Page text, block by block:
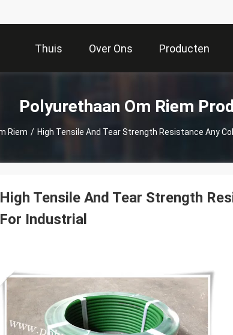
Thuis Over Ons Producten
Polyurethaan Om Riem
Riem /
High Tensile And Tear Strength
For Industrial